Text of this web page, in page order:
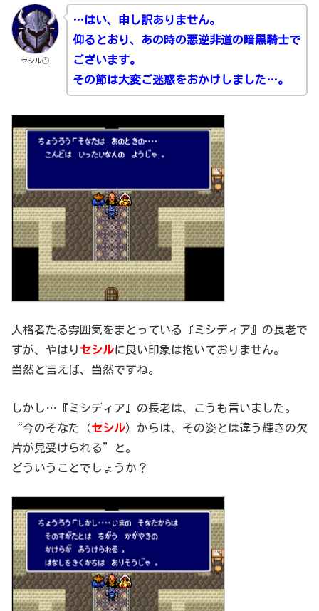
セシル①
…はい、申し訳ありません。
仰るとおり、あの時の悪逆非道の暗黒騎士で
ございます。
その節は大変ご迷惑をおかけしました…。
人格者たる雰囲気をまとっている『ミシディア』の長老で
すが、やはり セシルに良い印象は抱いておりません。
当然と言えば、当然ですね。
しかし…『ミシディア』の長老は、こうも言いました。
“今のそなた（セシル）からは、その姿とは違う輝きの欠
片が見受けられる”と。
どういうことでしょうか？